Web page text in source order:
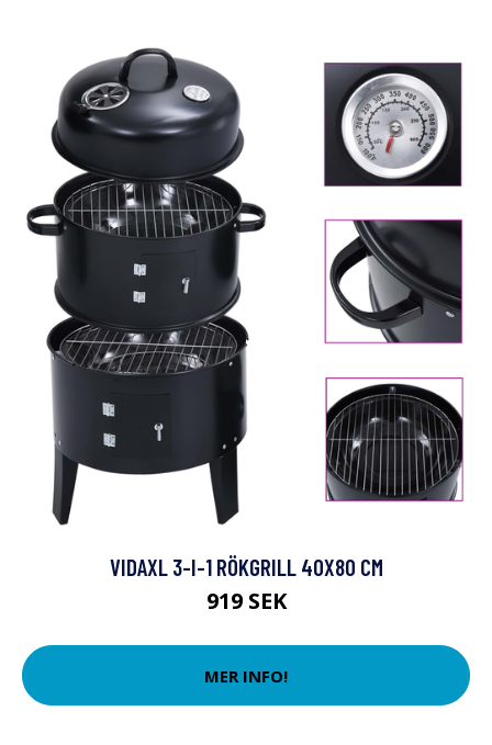
VIDAXL 3-I-1 RÖKGRILL 40X80 CM
919 SEK
MER INFO!